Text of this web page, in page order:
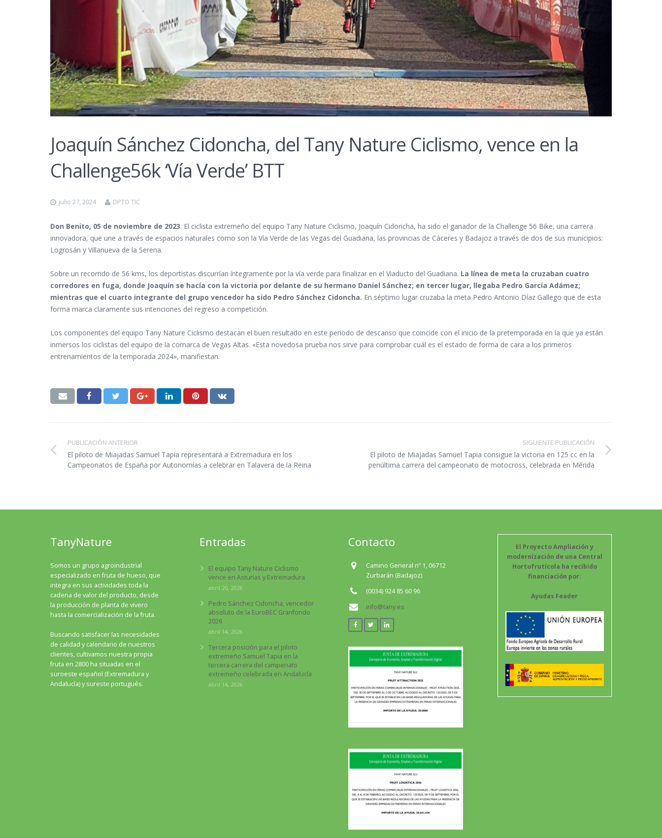
Joaquín Sánchez Cidoncha, del Tany Nature Ciclismo, vence en la
Challenge56k ‘Vía Verde’ BTT
julio 27, 2024 DPTO TIC
Don Benito, 05 de noviembre de 2023. El ciclista extremeño del equipo Tany Nature Ciclismo, Joaquín Cidoncha, ha sido el ganador de la Challenge 56 Bike, una carrera
innovadora, que une a través de espacios naturales como son la Vía Verde de las Vegas del Guadiana, las provincias de Cáceres y Badajoz a través de dos de sus municipios:
Logrosán y Villanueva de la Serena.
Sobre un recorrido de 56 kms, los deportistas discurrían íntegramente por la vía verde para finalizar en el Viaducto del Guadiana. La línea de meta la cruzaban cuatro
corredores en fuga, donde Joaquín se hacía con la victoria por delante de su hermano Daniel Sánchez; en tercer lugar, llegaba Pedro García Adámez;
mientras que el cuarto integrante del grupo vencedor ha sido Pedro Sánchez Cidoncha. En séptimo lugar cruzaba la meta Pedro Antonio Díaz Gallego que de esta
forma marca claramente sus intenciones del regreso a competición.
Los componentes del equipo Tany Nature Ciclismo destacan el buen resultado en este periodo de descanso que coincide con el inicio de la pretemporada en la que ya están
inmersos los ciclistas del equipo de la comarca de Vegas Altas. «Esta novedosa prueba nos sirve para comprobar cuál es el estado de forma de cara a los primeros
entrenamientos de la temporada 2024», manifiestan.
PUBLICACIÓN ANTERIOR
El piloto de Miajadas Samuel Tapia representará a Extremadura en los
Campeonatos de España por Autonomías a celebrar en Talavera de la Reina
SIGUIENTE PUBLICACIÓN
El piloto de Miajadas Samuel Tapia consigue la victoria en 125 cc en la
penúltima carrera del campeonato de motocross, celebrada en Mérida
TanyNature
Somos un grupo agroindustrial
especializado en fruta de hueso, que
integra en sus actividades toda la
cadena de valor del producto, desde
la producción de planta de vivero
hasta la comercialización de la fruta.
Buscando satisfacer las necesidades
de calidad y calendario de nuestros
clientes, cultivamos nuestra propia
fruta en 2800 ha situadas en el
suroeste español (Extremadura y
Andalucía) y sureste portugués.
Entradas
El equipo Tany Nature Ciclismo
vence en Asturias y Extremadura
abril 20, 2026
Pedro Sánchez Cidoncha, vencedor
absoluto de la EuroBEC Granfondo
2026
abril 14, 2026
Tercera posición para el piloto
extremeño Samuel Tapia en la
tercera carrera del campenato
extremeño celebrada en Andalucía
abril 14, 2026
Contacto
Camino General nº 1, 06712
Zurbarán (Badajoz)
(0034) 924 85 60 96
info@tany.es
El Proyecto Ampliación y
modernización de una Central
Hortofrutícola ha recibido
financiación por:
Ayudas Feader